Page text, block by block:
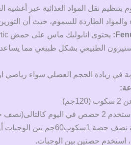
بتنظيم نقل المواد الغذائية عبر
الطاردة للسموم، حيث أن
يحتوى انابوليك ماس على حمض D-aspartic بالإضافة الى مستخلص الحلبة. يعتبر حمض
الطبيعي بشكل طبيعي مما يساعد
في زيادة الحجم العضلي سواء رياضي
أو قبل النوم).
، استخدم حصتين بين الوجبات.